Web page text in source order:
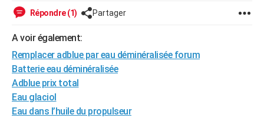
Forum
Aménagement intérieur
Extérieur
Cuisine
Salle de bains
Jardinage
Rangement
WEEK-END
LIFESTYLE
Art de vivre
Bien-être
Loisirs
Mode
Modes de vie
SANTE
Alimentation
Guide de la santé
Maladies
Médicaments
Sommeil
VOYAGE
Destinations
City break
Voyage nature
Voyage de noces
Forum
Climat
+PHOTO
Répondre (1) Partager
A voir également:
Remplacer adblue par eau déminéralisée forum
Batterie eau déminéralisée
Adblue prix total
Eau glaciol
Eau dans l’huile du propulseur